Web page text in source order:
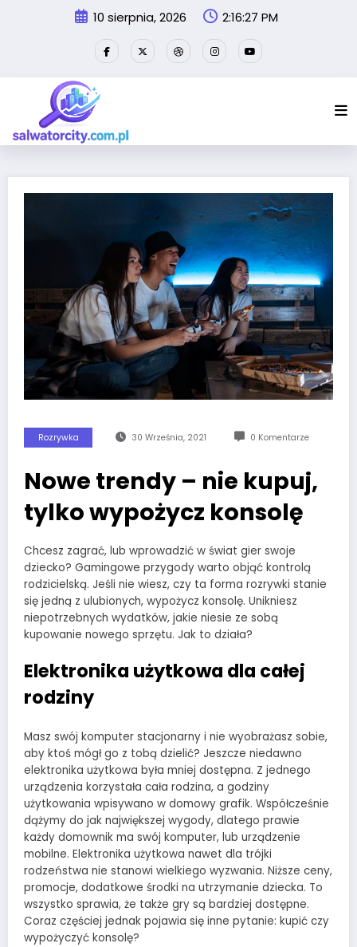
10 sierpnia, 2026 2:16:27 PM
Rozrywka 30 Września, 2021 0 Komentarze
Nowe trendy – nie kupuj,
tylko wypożycz konsolę
Chcesz zagrać, lub wprowadzić w świat gier swoje
dziecko? Gamingowe przygody warto objąć kontrolą
rodzicielską. Jeśli nie wiesz, czy ta forma rozrywki stanie
się jedną z ulubionych, wypożycz konsolę. Unikniesz
niepotrzebnych wydatków, jakie niesie ze sobą
kupowanie nowego sprzętu. Jak to działa?
Elektronika użytkowa dla całej
rodziny
Masz swój komputer stacjonarny i nie wyobrażasz sobie,
aby ktoś mógł go z tobą dzielić? Jeszcze niedawno
elektronika użytkowa była mniej dostępna. Z jednego
urządzenia korzystała cała rodzina, a godziny
użytkowania wpisywano w domowy grafik. Współcześnie
dążymy do jak największej wygody, dlatego prawie
każdy domownik ma swój komputer, lub urządzenie
mobilne. Elektronika użytkowa nawet dla trójki
rodzeństwa nie stanowi wielkiego wyzwania. Niższe ceny,
promocje, dodatkowe środki na utrzymanie dziecka. To
wszystko sprawia, że także gry są bardziej dostępne.
Coraz częściej jednak pojawia się inne pytanie: kupić czy
wypożyczyć konsolę?